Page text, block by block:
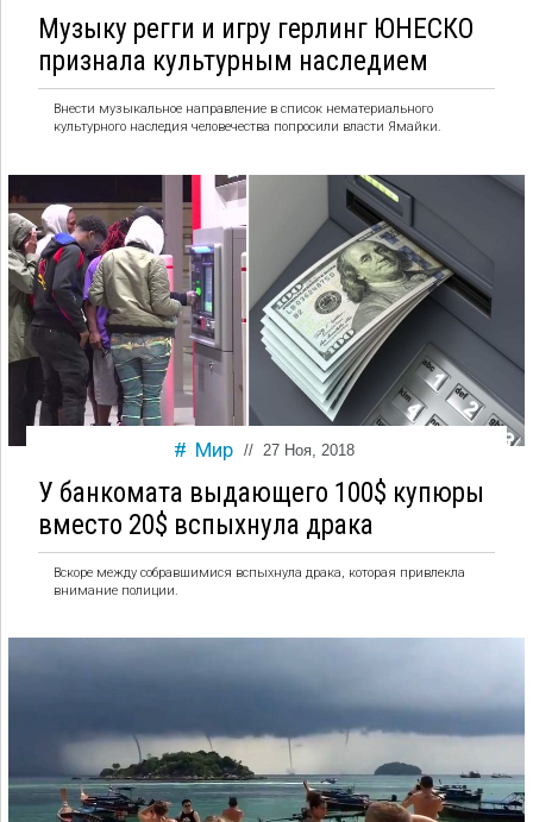
Музыку регги и игру герлинг ЮНЕСКО
признала культурным наследием
Внести музыкальное направление в список нематериального
культурного наследия человечества попросили власти Ямайки.
Мир // 27 Ноя, 2018
У банкомата выдающего 100$ купюры
вместо 20$ вспыхнула драка
Вскоре между собравшимися вспыхнула драка, которая привлекла
внимание полиции.